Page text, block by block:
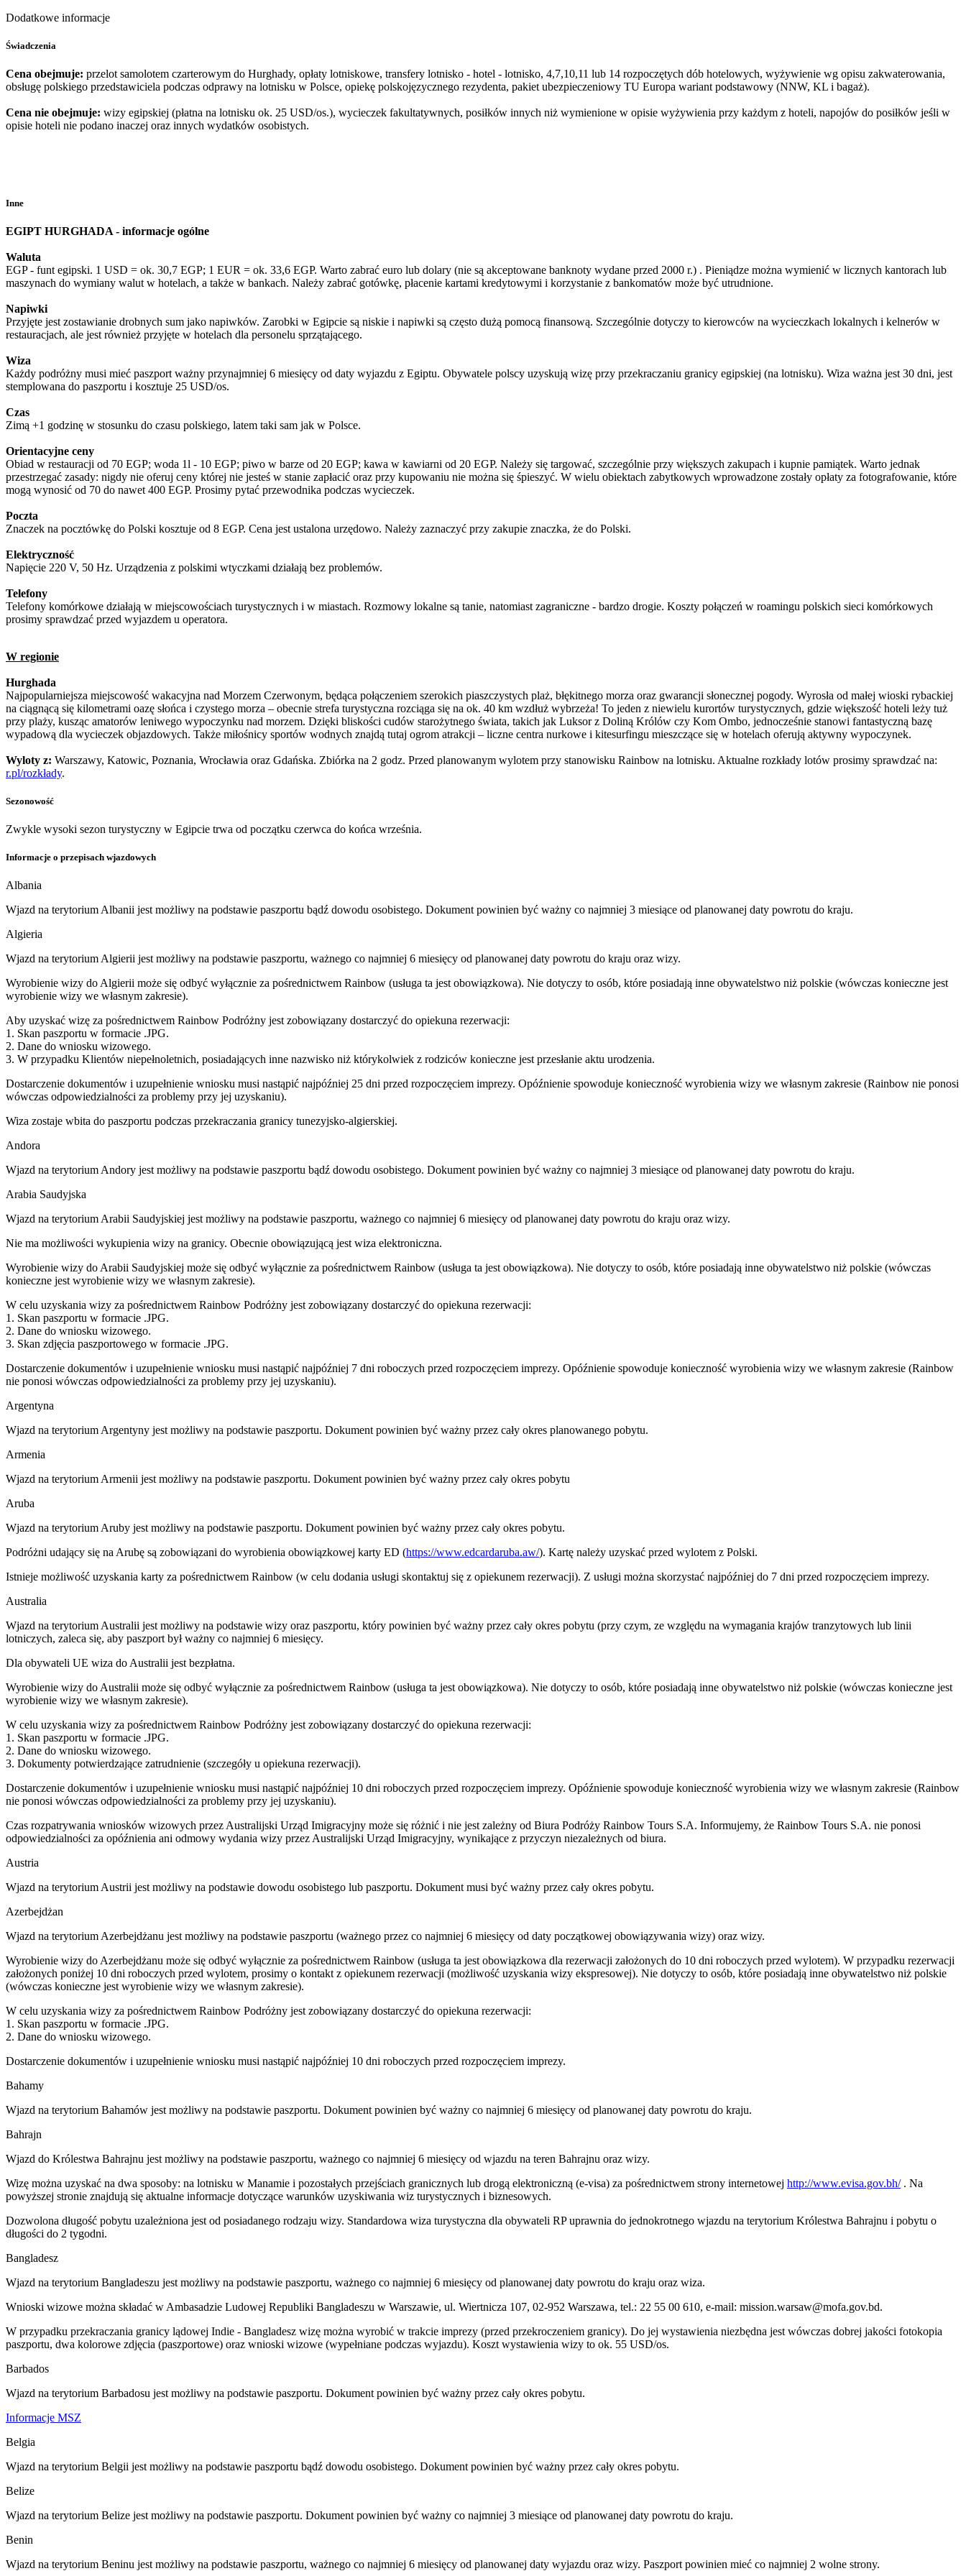
Dodatkowe informacje
Świadczenia
Cena obejmuje: przelot samolotem czarterowym do Hurghady, opłaty lotniskowe, transfery lotnisko - hotel - lotnisko, 4,7,10,11 lub 14 rozpoczętych dób hotelowych, wyżywienie wg opisu zakwaterowania,
obsługę polskiego przedstawiciela podczas odprawy na lotnisku w Polsce, opiekę polskojęzycznego rezydenta, pakiet ubezpieczeniowy TU Europa wariant podstawowy (NNW, KL i bagaż).
Cena nie obejmuje: wizy egipskiej (płatna na lotnisku ok. 25 USD/os.), wycieczek fakultatywnych, posiłków innych niż wymienione w opisie wyżywienia przy każdym z hoteli, napojów do posiłków jeśli w
opisie hoteli nie podano inaczej oraz innych wydatków osobistych.
Inne
EGIPT HURGHADA - informacje ogólne
Waluta
EGP - funt egipski. 1 USD = ok. 30,7 EGP; 1 EUR = ok. 33,6 EGP. Warto zabrać euro lub dolary (nie są akceptowane banknoty wydane przed 2000 r.) . Pieniądze można wymienić w licznych kantorach lub
maszynach do wymiany walut w hotelach, a także w bankach. Należy zabrać gotówkę, płacenie kartami kredytowymi i korzystanie z bankomatów może być utrudnione.
Napiwki
Przyjęte jest zostawianie drobnych sum jako napiwków. Zarobki w Egipcie są niskie i napiwki są często dużą pomocą finansową. Szczególnie dotyczy to kierowców na wycieczkach lokalnych i kelnerów w
restauracjach, ale jest również przyjęte w hotelach dla personelu sprzątającego.
Wiza
Każdy podróżny musi mieć paszport ważny przynajmniej 6 miesięcy od daty wyjazdu z Egiptu. Obywatele polscy uzyskują wizę przy przekraczaniu granicy egipskiej (na lotnisku). Wiza ważna jest 30 dni, jest
stemplowana do paszportu i kosztuje 25 USD/os.
Czas
Zimą +1 godzinę w stosunku do czasu polskiego, latem taki sam jak w Polsce.
Orientacyjne ceny
Obiad w restauracji od 70 EGP; woda 1l - 10 EGP; piwo w barze od 20 EGP; kawa w kawiarni od 20 EGP. Należy się targować, szczególnie przy większych zakupach i kupnie pamiątek. Warto jednak
przestrzegać zasady: nigdy nie oferuj ceny której nie jesteś w stanie zapłacić oraz przy kupowaniu nie można się śpieszyć. W wielu obiektach zabytkowych wprowadzone zostały opłaty za fotografowanie, które
mogą wynosić od 70 do nawet 400 EGP. Prosimy pytać przewodnika podczas wycieczek.
Poczta
Znaczek na pocztówkę do Polski kosztuje od 8 EGP. Cena jest ustalona urzędowo. Należy zaznaczyć przy zakupie znaczka, że do Polski.
Elektryczność
Napięcie 220 V, 50 Hz. Urządzenia z polskimi wtyczkami działają bez problemów.
Telefony
Telefony komórkowe działają w miejscowościach turystycznych i w miastach. Rozmowy lokalne są tanie, natomiast zagraniczne - bardzo drogie. Koszty połączeń w roamingu polskich sieci komórkowych
prosimy sprawdzać przed wyjazdem u operatora.
W regionie
Hurghada
Najpopularniejsza miejscowość wakacyjna nad Morzem Czerwonym, będąca połączeniem szerokich piaszczystych plaż, błękitnego morza oraz gwarancji słonecznej pogody. Wyrosła od małej wioski rybackiej
na ciągnącą się kilometrami oazę słońca i czystego morza – obecnie strefa turystyczna rozciąga się na ok. 40 km wzdłuż wybrzeża! To jeden z niewielu kurortów turystycznych, gdzie większość hoteli leży tuż
przy plaży, kusząc amatorów leniwego wypoczynku nad morzem. Dzięki bliskości cudów starożytnego świata, takich jak Luksor z Doliną Królów czy Kom Ombo, jednocześnie stanowi fantastyczną bazę
wypadową dla wycieczek objazdowych. Także miłośnicy sportów wodnych znajdą tutaj ogrom atrakcji – liczne centra nurkowe i kitesurfingu mieszczące się w hotelach oferują aktywny wypoczynek.
Wyloty z: Warszawy, Katowic, Poznania, Wrocławia oraz Gdańska. Zbiórka na 2 godz. Przed planowanym wylotem przy stanowisku Rainbow na lotnisku. Aktualne rozkłady lotów prosimy sprawdzać na:
r.pl/rozkłady.
Sezonowość
Zwykle wysoki sezon turystyczny w Egipcie trwa od początku czerwca do końca września.
Informacje o przepisach wjazdowych
Albania
Wjazd na terytorium Albanii jest możliwy na podstawie paszportu bądź dowodu osobistego. Dokument powinien być ważny co najmniej 3 miesiące od planowanej daty powrotu do kraju.
Algieria
Wjazd na terytorium Algierii jest możliwy na podstawie paszportu, ważnego co najmniej 6 miesięcy od planowanej daty powrotu do kraju oraz wizy.
Wyrobienie wizy do Algierii może się odbyć wyłącznie za pośrednictwem Rainbow (usługa ta jest obowiązkowa). Nie dotyczy to osób, które posiadają inne obywatelstwo niż polskie (wówczas konieczne jest
wyrobienie wizy we własnym zakresie).
Aby uzyskać wizę za pośrednictwem Rainbow Podróżny jest zobowiązany dostarczyć do opiekuna rezerwacji:
1. Skan paszportu w formacie .JPG.
2. Dane do wniosku wizowego.
3. W przypadku Klientów niepełnoletnich, posiadających inne nazwisko niż którykolwiek z rodziców konieczne jest przesłanie aktu urodzenia.
Dostarczenie dokumentów i uzupełnienie wniosku musi nastąpić najpóźniej 25 dni przed rozpoczęciem imprezy. Opóźnienie spowoduje konieczność wyrobienia wizy we własnym zakresie (Rainbow nie ponosi
wówczas odpowiedzialności za problemy przy jej uzyskaniu).
Wiza zostaje wbita do paszportu podczas przekraczania granicy tunezyjsko-algierskiej.
Andora
Wjazd na terytorium Andory jest możliwy na podstawie paszportu bądź dowodu osobistego. Dokument powinien być ważny co najmniej 3 miesiące od planowanej daty powrotu do kraju.
Arabia Saudyjska
Wjazd na terytorium Arabii Saudyjskiej jest możliwy na podstawie paszportu, ważnego co najmniej 6 miesięcy od planowanej daty powrotu do kraju oraz wizy.
Nie ma możliwości wykupienia wizy na granicy. Obecnie obowiązującą jest wiza elektroniczna.
Wyrobienie wizy do Arabii Saudyjskiej może się odbyć wyłącznie za pośrednictwem Rainbow (usługa ta jest obowiązkowa). Nie dotyczy to osób, które posiadają inne obywatelstwo niż polskie (wówczas
konieczne jest wyrobienie wizy we własnym zakresie).
W celu uzyskania wizy za pośrednictwem Rainbow Podróżny jest zobowiązany dostarczyć do opiekuna rezerwacji:
1. Skan paszportu w formacie .JPG.
2. Dane do wniosku wizowego.
3. Skan zdjęcia paszportowego w formacie .JPG.
Dostarczenie dokumentów i uzupełnienie wniosku musi nastąpić najpóźniej 7 dni roboczych przed rozpoczęciem imprezy. Opóźnienie spowoduje konieczność wyrobienia wizy we własnym zakresie (Rainbow
nie ponosi wówczas odpowiedzialności za problemy przy jej uzyskaniu).
Argentyna
Wjazd na terytorium Argentyny jest możliwy na podstawie paszportu. Dokument powinien być ważny przez cały okres planowanego pobytu.
Armenia
Wjazd na terytorium Armenii jest możliwy na podstawie paszportu. Dokument powinien być ważny przez cały okres pobytu
Aruba
Wjazd na terytorium Aruby jest możliwy na podstawie paszportu. Dokument powinien być ważny przez cały okres pobytu.
Podróżni udający się na Arubę są zobowiązani do wyrobienia obowiązkowej karty ED (https://www.edcardaruba.aw/). Kartę należy uzyskać przed wylotem z Polski.
Istnieje możliwość uzyskania karty za pośrednictwem Rainbow (w celu dodania usługi skontaktuj się z opiekunem rezerwacji). Z usługi można skorzystać najpóźniej do 7 dni przed rozpoczęciem imprezy.
Australia
Wjazd na terytorium Australii jest możliwy na podstawie wizy oraz paszportu, który powinien być ważny przez cały okres pobytu (przy czym, ze względu na wymagania krajów tranzytowych lub linii
lotniczych, zaleca się, aby paszport był ważny co najmniej 6 miesięcy.
Dla obywateli UE wiza do Australii jest bezpłatna.
Wyrobienie wizy do Australii może się odbyć wyłącznie za pośrednictwem Rainbow (usługa ta jest obowiązkowa). Nie dotyczy to osób, które posiadają inne obywatelstwo niż polskie (wówczas konieczne jest
wyrobienie wizy we własnym zakresie).
W celu uzyskania wizy za pośrednictwem Rainbow Podróżny jest zobowiązany dostarczyć do opiekuna rezerwacji:
1. Skan paszportu w formacie .JPG.
2. Dane do wniosku wizowego.
3. Dokumenty potwierdzające zatrudnienie (szczegóły u opiekuna rezerwacji).
Dostarczenie dokumentów i uzupełnienie wniosku musi nastąpić najpóźniej 10 dni roboczych przed rozpoczęciem imprezy. Opóźnienie spowoduje konieczność wyrobienia wizy we własnym zakresie (Rainbow
nie ponosi wówczas odpowiedzialności za problemy przy jej uzyskaniu).
Czas rozpatrywania wniosków wizowych przez Australijski Urząd Imigracyjny może się różnić i nie jest zależny od Biura Podróży Rainbow Tours S.A. Informujemy, że Rainbow Tours S.A. nie ponosi
odpowiedzialności za opóźnienia ani odmowy wydania wizy przez Australijski Urząd Imigracyjny, wynikające z przyczyn niezależnych od biura.
Austria
Wjazd na terytorium Austrii jest możliwy na podstawie dowodu osobistego lub paszportu. Dokument musi być ważny przez cały okres pobytu.
Azerbejdżan
Wjazd na terytorium Azerbejdżanu jest możliwy na podstawie paszportu (ważnego przez co najmniej 6 miesięcy od daty początkowej obowiązywania wizy) oraz wizy.
Wyrobienie wizy do Azerbejdżanu może się odbyć wyłącznie za pośrednictwem Rainbow (usługa ta jest obowiązkowa dla rezerwacji założonych do 10 dni roboczych przed wylotem). W przypadku rezerwacji
założonych poniżej 10 dni roboczych przed wylotem, prosimy o kontakt z opiekunem rezerwacji (możliwość uzyskania wizy ekspresowej). Nie dotyczy to osób, które posiadają inne obywatelstwo niż polskie
(wówczas konieczne jest wyrobienie wizy we własnym zakresie).
W celu uzyskania wizy za pośrednictwem Rainbow Podróżny jest zobowiązany dostarczyć do opiekuna rezerwacji:
1. Skan paszportu w formacie .JPG.
2. Dane do wniosku wizowego.
Dostarczenie dokumentów i uzupełnienie wniosku musi nastąpić najpóźniej 10 dni roboczych przed rozpoczęciem imprezy.
Bahamy
Wjazd na terytorium Bahamów jest możliwy na podstawie paszportu. Dokument powinien być ważny co najmniej 6 miesięcy od planowanej daty powrotu do kraju.
Bahrajn
Wjazd do Królestwa Bahrajnu jest możliwy na podstawie paszportu, ważnego co najmniej 6 miesięcy od wjazdu na teren Bahrajnu oraz wizy.
Wizę można uzyskać na dwa sposoby: na lotnisku w Manamie i pozostałych przejściach granicznych lub drogą elektroniczną (e-visa) za pośrednictwem strony internetowej http://www.evisa.gov.bh/. Na
powyższej stronie znajdują się aktualne informacje dotyczące warunków uzyskiwania wiz turystycznych i biznesowych.
Dozwolona długość pobytu uzależniona jest od posiadanego rodzaju wizy. Standardowa wiza turystyczna dla obywateli RP uprawnia do jednokrotnego wjazdu na terytorium Królestwa Bahrajnu i pobytu o
długości do 2 tygodni.
Bangladesz
Wjazd na terytorium Bangladeszu jest możliwy na podstawie paszportu, ważnego co najmniej 6 miesięcy od planowanej daty powrotu do kraju oraz wiza.
Wnioski wizowe można składać w Ambasadzie Ludowej Republiki Bangladeszu w Warszawie, ul. Wiertnicza 107, 02-952 Warszawa, tel.: 22 55 00 610, e-mail: mission.warsaw@mofa.gov.bd.
W przypadku przekraczania granicy lądowej Indie - Bangladesz wizę można wyrobić w trakcie imprezy (przed przekroczeniem granicy). Do jej wystawienia niezbędna jest wówczas dobrej jakości fotokopia
paszportu, dwa kolorowe zdjęcia (paszportowe) oraz wnioski wizowe (wypełniane podczas wyjazdu). Koszt wystawienia wizy to ok. 55 USD/os.
Barbados
Wjazd na terytorium Barbadosu jest możliwy na podstawie paszportu. Dokument powinien być ważny przez cały okres pobytu.
Informacje MSZ
Belgia
Wjazd na terytorium Belgii jest możliwy na podstawie paszportu bądź dowodu osobistego. Dokument powinien być ważny przez cały okres pobytu.
Belize
Wjazd na terytorium Belize jest możliwy na podstawie paszportu. Dokument powinien być ważny co najmniej 3 miesiące od planowanej daty powrotu do kraju.
Benin
Wjazd na terytorium Beninu jest możliwy na podstawie paszportu, ważnego co najmniej 6 miesięcy od planowanej daty wyjazdu oraz wizy. Paszport powinien mieć co najmniej 2 wolne strony.